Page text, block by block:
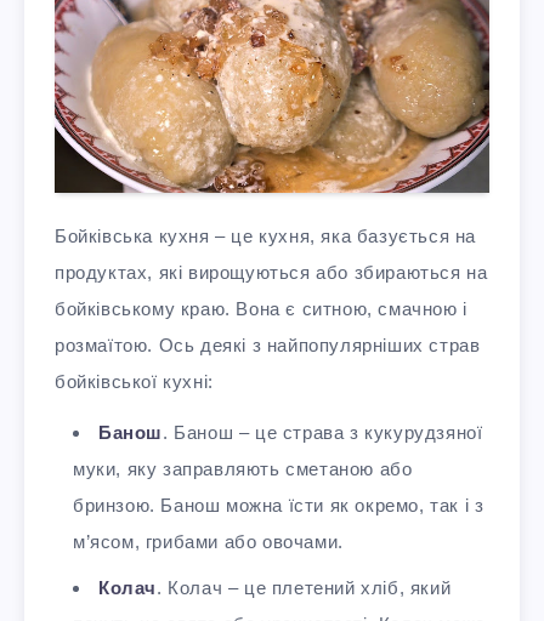
Бойківська кухня – це кухня, яка базується на
продуктах, які вирощуються або збираються на
бойківському краю. Вона є ситною, смачною і
розмаїтою. Ось деякі з найпопулярніших страв
бойківської кухні:
Банош. Банош – це страва з кукурудзяної
муки, яку заправляють сметаною або
бринзою. Банош можна їсти як окремо, так і з
м’ясом, грибами або овочами.
Колач. Колач – це плетений хліб, який